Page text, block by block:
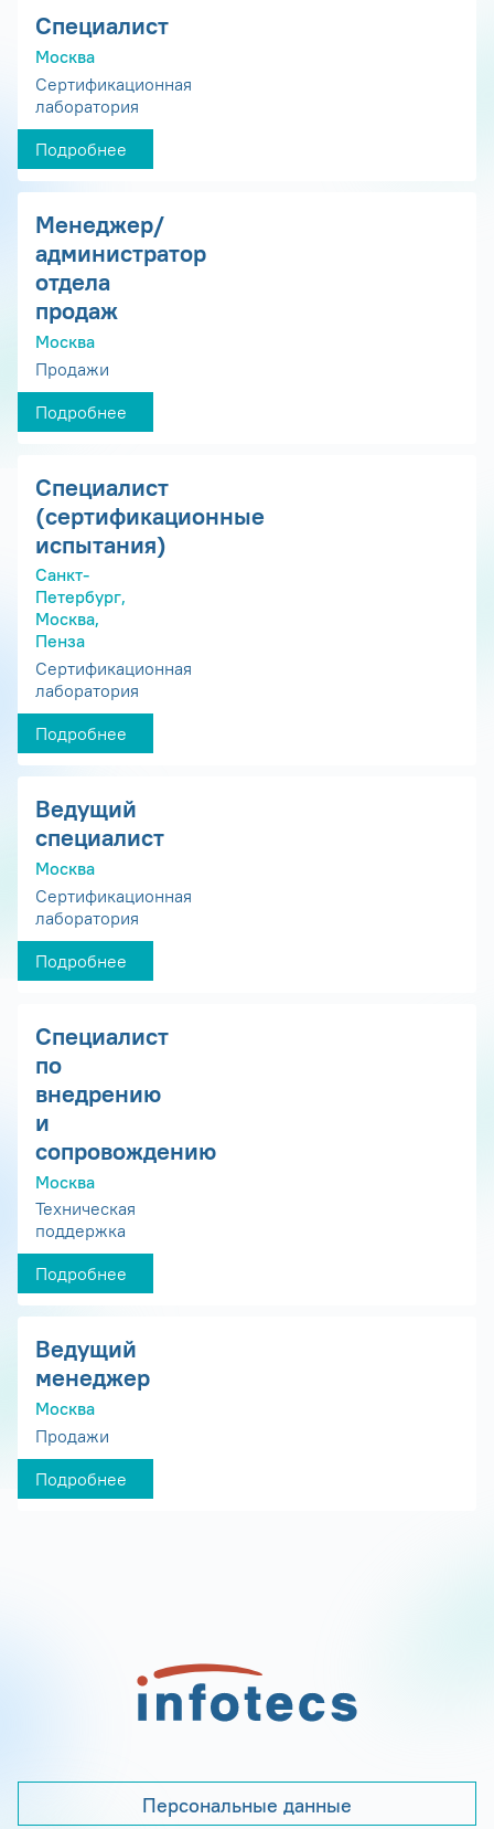
Специалист
Москва
Сертификационная
лаборатория
Подробнее
Менеджер/
администратор
отдела
продаж
Москва
Продажи
Подробнее
Специалист
(сертификационные
испытания)
Санкт-
Петербург,
Москва,
Пенза
Сертификационная
лаборатория
Подробнее
Ведущий
специалист
Москва
Сертификационная
лаборатория
Подробнее
Специалист
по
внедрению
и
сопровождению
Москва
Техническая
поддержка
Подробнее
Ведущий
менеджер
Москва
Продажи
Подробнее
Персональные данные